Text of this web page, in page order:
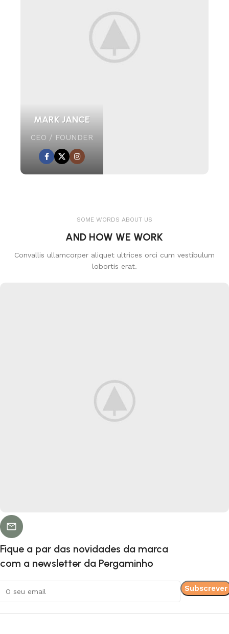
MARK JANCE
CEO / FOUNDER
SOME WORDS ABOUT US
AND HOW WE WORK
Convallis ullamcorper aliquet ultrices orci cum vestibulum
lobortis erat.
Fique a par das novidades da marca
com a newsletter da Pergaminho